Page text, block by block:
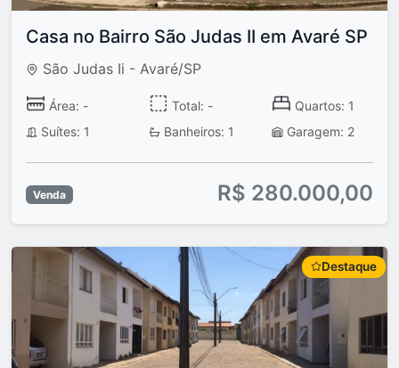
Casa no Bairro São Judas II em Avaré SP
São Judas Ii - Avaré/SP
Área: - Total: -
Quartos: 1
Suítes: 1
Banheiros: 1 Garagem: 2
Venda R$ 280.000,00
Destaque